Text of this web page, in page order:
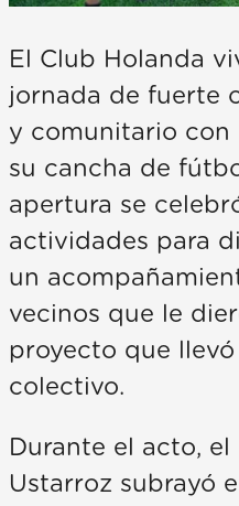
El Club Holanda
jornada de fuerte
y comunitario con
su cancha de
apertura se
actividades para
un
vecinos que le
proyecto que
colectivo.
Durante el acto,
Ustarroz subrayó